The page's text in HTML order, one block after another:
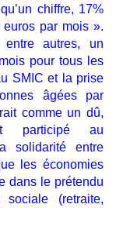
chiffre, 17%
par mois ».
entre autres, un
pour tous les
SMIC et la prise
âgées par
comme un dû,
participé au
solidarité entre
les économies
dans le prétendu
(retraite,